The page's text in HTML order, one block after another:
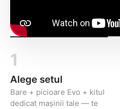
1
Alege setul
Bare + picioare Evo + kitul
dedicat mașinii tale — te